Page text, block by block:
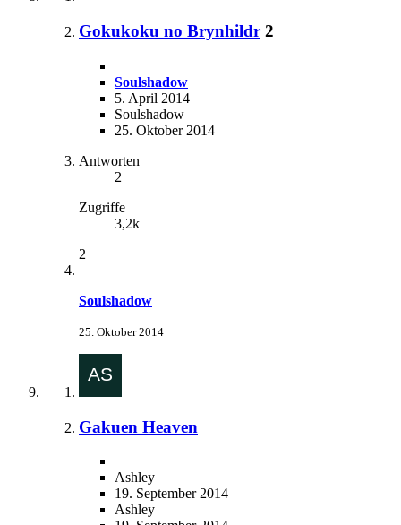
Gokukoku no Brynhildr 2
Soulshadow
5. April 2014
Soulshadow
25. Oktober 2014
Antworten
2
Zugriffe
3,2k
2
Soulshadow
25. Oktober 2014
Gakuen Heaven
Ashley
19. September 2014
Ashley